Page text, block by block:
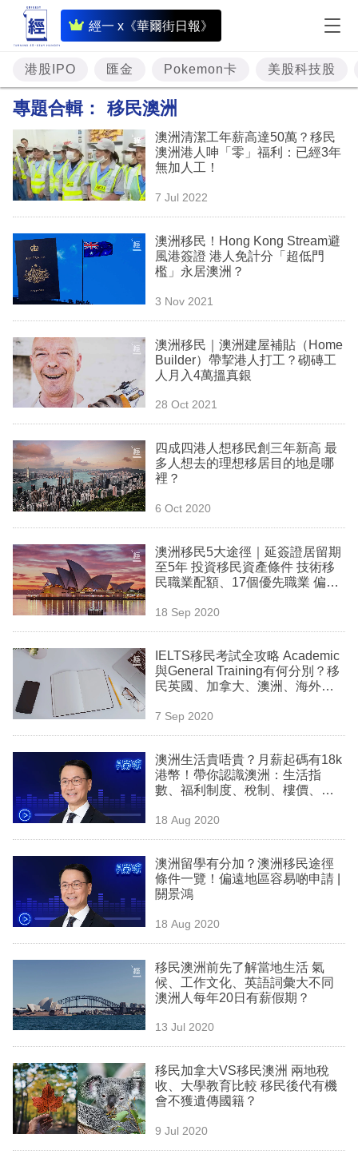
經一 x《華爾街日報》
即
時
財
經
題
投
資
樓
市
科
技
職
場
生
時
事
欄
訂
閱
區
港股IPO 匯金 Pokemon卡 美股科技股
專題合輯： 移民澳洲
澳洲清潔工年薪高達50萬？移民
澳洲港人呻「零」福利：已經3年
無加人工！
7 Jul 2022
澳洲移民！Hong Kong Stream避
風港簽證 港人免計分「超低門
檻」永居澳洲？
3 Nov 2021
澳洲移民｜澳洲建屋補貼（Home
Builder）帶挈港人打工？砌磚工
人月入4萬搵真銀
28 Oct 2021
四成四港人想移民創三年新高 最
多人想去的理想移居目的地是哪
裡？
6 Oct 2020
澳洲移民5大途徑｜延簽證居留期
至5年 投資移民資產條件 技術移
民職業配額、17個優先職業 偏遠
18 Sep 2020
IELTS移民考試全攻略 Academic
與General Training有何分別？移
民英國、加拿大、澳洲、海外升
7 Sep 2020
澳洲生活貴唔貴？月薪起碼有18k
港幣！帶你認識澳洲：生活指
數、福利制度、稅制、樓價、教
18 Aug 2020
澳洲留學有分加？澳洲移民途徑
條件一覽！偏遠地區容易啲申請 |
關景鴻
18 Aug 2020
移民澳洲前先了解當地生活 氣
候、工作文化、英語詞彙大不同
澳洲人每年20日有薪假期？
13 Jul 2020
移民加拿大VS移民澳洲 兩地稅
收、大學教育比較 移民後代有機
會不獲遺傳國籍？
9 Jul 2020